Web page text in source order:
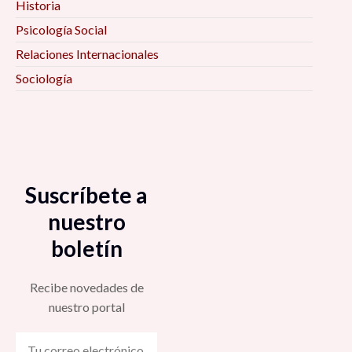
pm
Para empezar a negarlo todo: Siete notas
La composición de una región caracterizada por
la violencia: Chimalhuacán, Estado de México
El enfoque de género del siglo XXI 8:00 pm
Historia
Psicología Social
Relaciones Internacionales
Sociología
Suscríbete a
nuestro
boletín
Recibe novedades de
nuestro portal